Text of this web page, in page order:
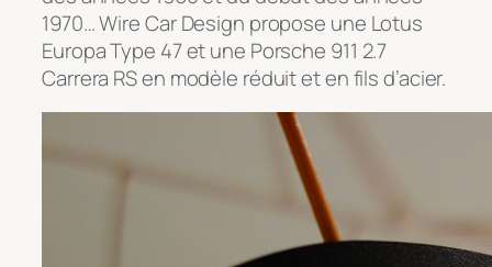
1970… Wire Car Design propose une Lotus
Europa Type 47 et une Porsche 911 2.7
Carrera RS en modèle réduit et en fils d’acier.